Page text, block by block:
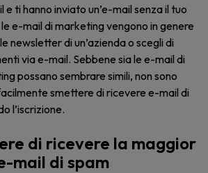
ti hanno inviato un’e-mail senza il tuo
e-mail di marketing vengono in genere
newsletter di un’azienda o scegli di
via e-mail. Sebbene sia le e-mail di
possano sembrare simili, non sono
smettere di ricevere e-mail di
l’iscrizione.
di ricevere la maggior
mail di spam